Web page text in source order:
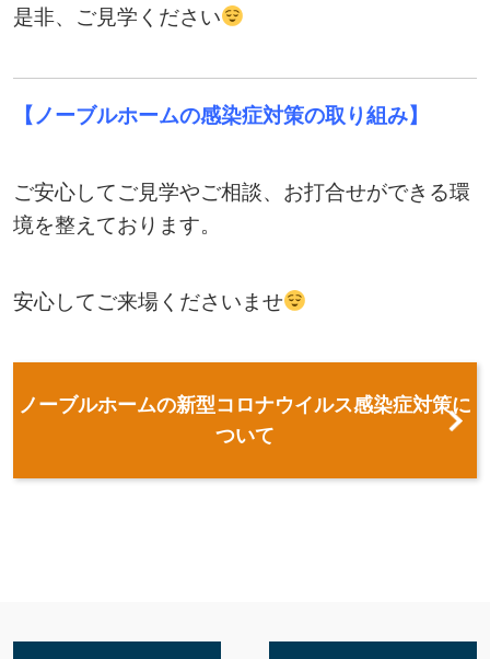
是非、ご見学ください
【ノーブルホームの感染症対策の取り組み】
ご安心してご見学やご相談、お打合せができる環
境を整えております。
安心してご来場くださいませ
ノーブルホームの新型コロナウイルス感染症対策に
ついて